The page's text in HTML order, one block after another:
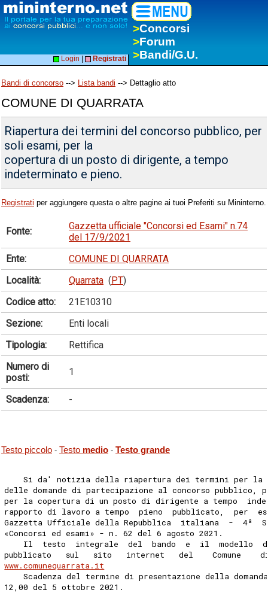
>Concorsi
>Forum
>Bandi/G.U.
Login Registrati
Bandi di concorso --> Lista bandi --> Dettaglio atto
COMUNE DI QUARRATA
Riapertura dei termini del concorso pubblico, per
soli esami, per la
copertura di un posto di dirigente, a tempo
indeterminato e pieno.
Registrati per aggiungere questa o altre pagine ai tuoi Preferiti su Mininterno.
Fonte:
Gazzetta ufficiale "Concorsi ed Esami" n.74
del 17/9/2021
Ente:
COMUNE DI QUARRATA
Località:
Quarrata (PT)
Codice atto:
21E10310
Sezione:
Enti locali
Tipologia:
Rettifica
Numero di
posti:
1
Scadenza: -
Testo piccolo - Testo medio - Testo grande
Si da' notizia della riapertura dei termini per la
delle domande di partecipazione al concorso pubblico,
per la copertura di un posto di dirigente a tempo
rapporto di lavoro a tempo  pieno  pubblicato,  per
Gazzetta Ufficiale della Repubblica  italiana  -  4ª
«Concorsi ed esami» - n. 62 del 6 agosto 2021.
Il  testo  integrale  del  bando  e  il  modello
pubblicato   sul   sito   internet   del    Comune
www.comunequarrata.it
Scadenza del termine di presentazione della
12,00 del 5 ottobre 2021.